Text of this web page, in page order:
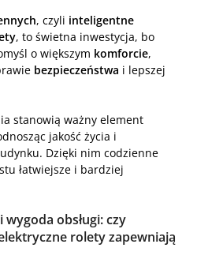
, czyli inteligentne
, to świetna inwestycja, bo
o większym komforcie,
bezpieczeństwa i lepszej
stanowią ważny element
jakość życia i
Dzięki nim codzienne
łatwiejsze i bardziej
obsługi: czy
rolety zapewniają